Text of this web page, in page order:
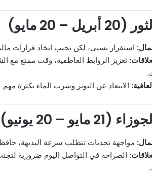
– 20 مايو)
استقرار نسبي، لكن تجنب اتخاذ قرارات
تعزيز الروابط العاطفية، وقت ممتع
الابتعاد عن التوتر وشرب الماء بكثرة
مايو – 20 يونيو)
مواجهة تحديات تتطلب سرعة البديهة،
الصراحة في التواصل اليوم ضرورية